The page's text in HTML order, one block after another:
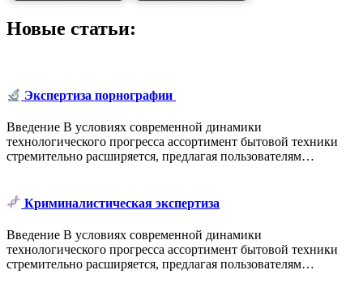
Новые статьи:
Экспертиза порнографии
Введение В условиях современной динамики
технологического прогресса ассортимент бытовой техники
стремительно расширяется, предлагая пользователям…
Криминалистическая экспертиза
Введение В условиях современной динамики
технологического прогресса ассортимент бытовой техники
стремительно расширяется, предлагая пользователям…